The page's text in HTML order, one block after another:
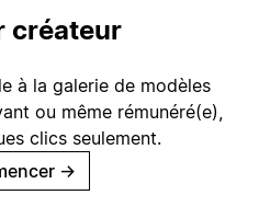
créateur
à la galerie de modèles
ou même rémunéré(e),
clics seulement.
→